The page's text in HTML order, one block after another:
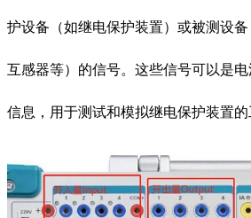
护设备（如继电保护装置）或被测设
互感器等）的信号。这些信号可以是
信息，用于测试和模拟继电保护装置的